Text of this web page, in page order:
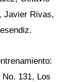
Javier Rivas,
No. 131, Los